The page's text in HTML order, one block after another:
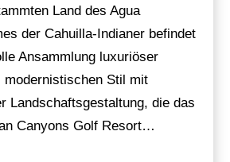
Land des Agua
der Cahuilla-Indianer befindet
Ansammlung luxuriöser
modernistischen Stil mit
Landschaftsgestaltung, die das
Canyons Golf Resort…